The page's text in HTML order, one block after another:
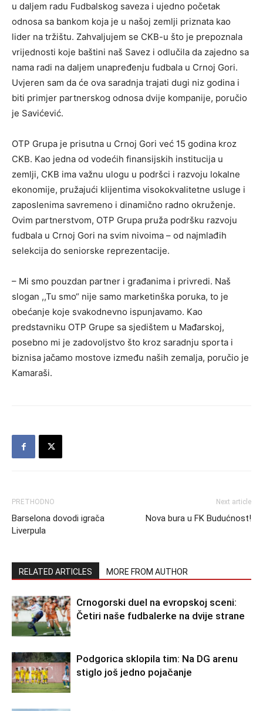
u daljem radu Fudbalskog saveza i ujedno početak
odnosa sa bankom koja je u našoj zemlji priznata kao
lider na tržištu. Zahvaljujem se CKB-u što je prepoznala
vrijednosti koje baštini naš Savez i odlučila da zajedno sa
nama radi na daljem unapređenju fudbala u Crnoj Gori.
Uvjeren sam da će ova saradnja trajati dugi niz godina i
biti primjer partnerskog odnosa dvije kompanije, poručio
je Savićević.
OTP Grupa je prisutna u Crnoj Gori već 15 godina kroz
CKB. Kao jedna od vodećih finansijskih institucija u
zemlji, CKB ima važnu ulogu u podršci i razvoju lokalne
ekonomije, pružajući klijentima visokokvalitetne usluge i
zaposlenima savremeno i dinamično radno okruženje.
Ovim partnerstvom, OTP Grupa pruža podršku razvoju
fudbala u Crnoj Gori na svim nivoima – od najmlađih
selekcija do seniorske reprezentacije.
– Mi smo pouzdan partner i građanima i privredi. Naš
slogan ,,Tu smo“ nije samo marketinška poruka, to je
obećanje koje svakodnevno ispunjavamo. Kao
predstavniku OTP Grupe sa sjedištem u Mađarskoj,
posebno mi je zadovoljstvo što kroz saradnju sporta i
biznisa jačamo mostove između naših zemalja, poručio je
Kamaraši.
PRETHODNO
Barselona dovodi igrača
Liverpula
Next article
Nova bura u FK Budućnost!
RELATED ARTICLES MORE FROM AUTHOR
Crnogorski duel na evropskoj sceni:
Četiri naše fudbalerke na dvije strane
Podgorica sklopila tim: Na DG arenu
stiglo još jedno pojačanje